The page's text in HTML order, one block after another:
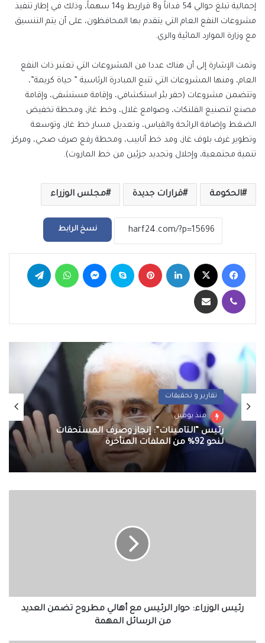
إجمالية تبلغ حوالي 54 فداناً و8 قراريط و14 سهماً، وذلك في إطار تنفيذ
مشروعات النفع العام التي يتقدم بها المحافظون، على أن يتم التنسيق
مع وزارة الموارد المائية والري.
وتمت الإشارة إلى أن هناك عددا من المشروعات التي تعتبر ذات النفع
العام، ومنها المشروعات التي تتبع المبادرة الرئاسية ” حياة كريمة”،
وتتضمن مشروعات (حفر بئر استكشافي، وإقامة مستشفى، وإقامة
مصنع لتصنيع الفلنكات، وصوامع غلال، وخط غاز، ومحطة تخفيض
الضغط وإضافة الرائحة والقياس، وتعديل مسار خط غاز، وتوسعة
وتطوير غرف بلوف غاز، ومد خط أنابيب، ومحطة رفع صرف صحي، ومركز
تنمية مجتمعية، وإحلال وتجديد جزئين من خط المازوت).
الحكومة قرارات جديدة مجلس الوزراء
نسخ الرابط
فيسبوك لينكدإن بينتيريست سكايب ماسنجر واتساب
ڤايبر مشاركة عبر البريد
تقارير و تحقيقات
منذ يومين
رئيس “التأمينات”: إنجاز وصرف المستحقات
لنحو 92% من الملفات المتأخرة
العديد
رئيس الوزراء: حوار الرئيس مع أهالي مطروح تضمن العديد
من الرسائل المهمة